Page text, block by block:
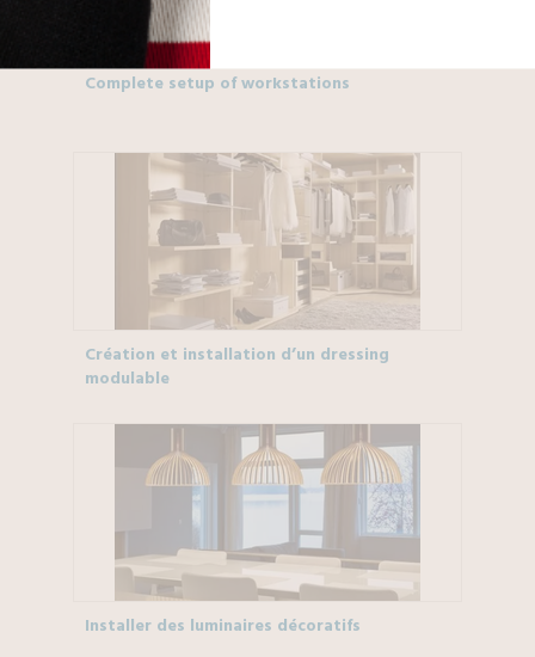
Complete setup of workstations
Création et installation d’un dressing
modulable
Installer des luminaires décoratifs